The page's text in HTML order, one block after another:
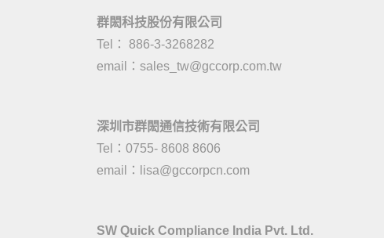
群閎科技股份有限公司
Tel： 886-3-3268282
email： sales_tw@gccorp.com.tw
深圳市群閎通信技術有限公司
Tel：0755- 8608 8606
email：
lisa@gccorpcn.com
SW Quick Compliance India Pvt. Ltd.